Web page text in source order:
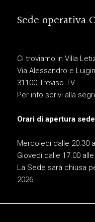
Sede operativa
Ci troviamo in Villa
Via Alessandro e
31100 Treviso TV
Per info scrivi alla
Orari di apertura sede
Mercoledì dalle 20.30
Giovedì dalle 17.00
La Sede sarà chiusa
2026.